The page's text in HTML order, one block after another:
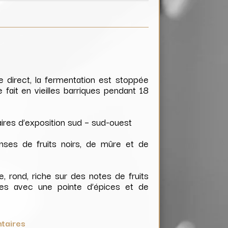
direct, la fermentation est stoppée
fait en vieilles barriques pendant 18
d’exposition sud – sud-ouest
de fruits noirs, de mûre et de
rond, riche sur des notes de fruits
avec une pointe d’épices et de